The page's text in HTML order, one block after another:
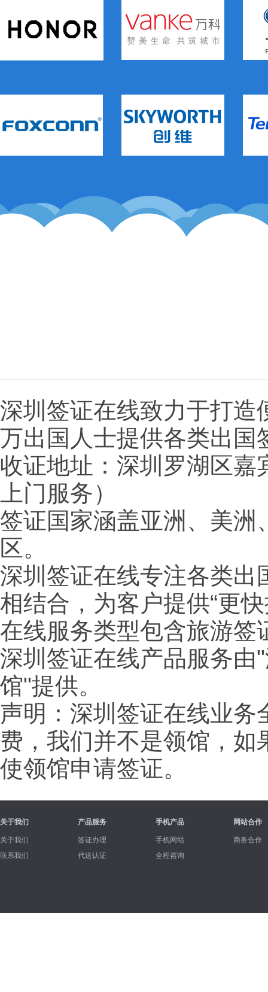
深圳签证在线致力于打造
万出国人士提供各类出国
收证地址：深圳罗湖区
上门服务）
签证国家涵盖亚洲、美
区。
深圳签证在线专注各类出
相结合，为客户提供“更
在线服务类型包含旅游签
深圳签证在线产品服务由
馆"提供。
声明：深圳签证在线业务
费，我们并不是领馆，
使领馆申请签证。
关于我们
关于我们
联系我们
产品服务
签证办理
代送认证
手机产品
手机网站
全程咨询
网站合作
商务合作